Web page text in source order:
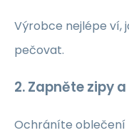
Výrobce nejlépe ví,
pečovat.
2. Zapněte zipy
Ochráníte oblečení